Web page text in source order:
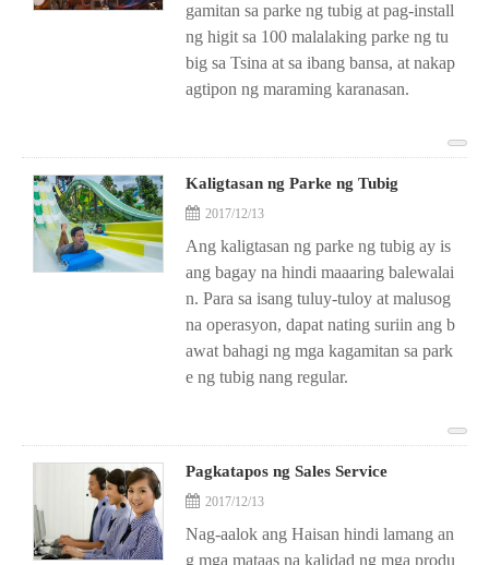
gamitan sa parke ng tubig at pag-install
ng higit sa 100 malalaking parke ng tu
big sa Tsina at sa ibang bansa, at nakap
agtipon ng maraming karanasan.
Kaligtasan ng Parke ng Tubig
2017/12/13
Ang kaligtasan ng parke ng tubig ay is
ang bagay na hindi maaaring balewalai
n. Para sa isang tuluy-tuloy at malusog
na operasyon, dapat nating suriin ang b
awat bahagi ng mga kagamitan sa park
e ng tubig nang regular.
Pagkatapos ng Sales Service
2017/12/13
Nag-aalok ang Haisan hindi lamang an
g mga mataas na kalidad ng mga produ